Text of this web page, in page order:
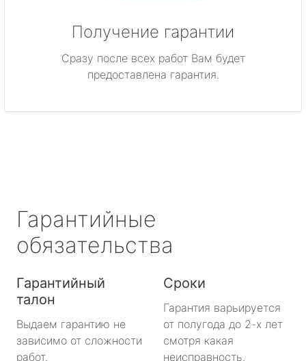
Получение гарантии
Сразу после всех работ Вам будет
предоставлена гарантия.
Гарантийные
обязательства
Гарантийный
талон
Выдаем гарантию не
зависимо от сложности
работ.
Сроки
Гарантия варьируется
от полугода до 2-х лет
смотря какая
неисправность.